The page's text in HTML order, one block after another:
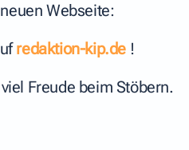
Webseite:
redaktion-kip.de !
Freude beim Stöbern.